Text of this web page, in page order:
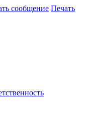
сообщение Печать